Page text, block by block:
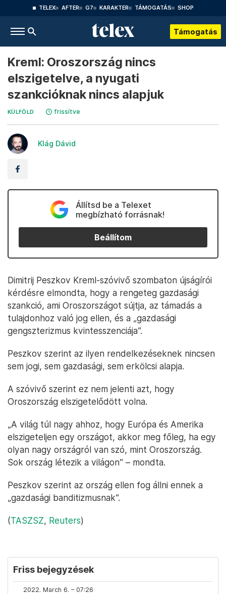
TELEX AFTER G7 KARAKTER TÁMOGATÁS SHOP
Támogatás
Kreml: Oroszország nincs
elszigetelve, a nyugati
szankcióknak nincs alapjuk
KÜLFÖLD frissítve
Klág Dávid
Állítsd be a Telexet
megbízható forrásnak!
Beállítom
Dimitrij Peszkov Kreml-szóvivő szombaton újságírói
kérdésre elmondta, hogy a rengeteg gazdasági
szankció, ami Oroszországot sújtja, az támadás a
tulajdonhoz való jog ellen, és a „gazdasági
gengszterizmus kvintesszenciája”.
Peszkov szerint az ilyen rendelkezéseknek nincsen
sem jogi, sem gazdasági, sem erkölcsi alapja.
A szóvivő szerint ez nem jelenti azt, hogy
Oroszország elszigetelődött volna.
„A világ túl nagy ahhoz, hogy Európa és Amerika
elszigeteljen egy országot, akkor meg főleg, ha egy
olyan nagy országról van szó, mint Oroszország.
Sok ország létezik a világon” – mondta.
Peszkov szerint az ország ellen fog állni ennek a
„gazdasági banditizmusnak”.
(TASZSZ, Reuters)
Friss bejegyzések
2022. March 6. – 07:26